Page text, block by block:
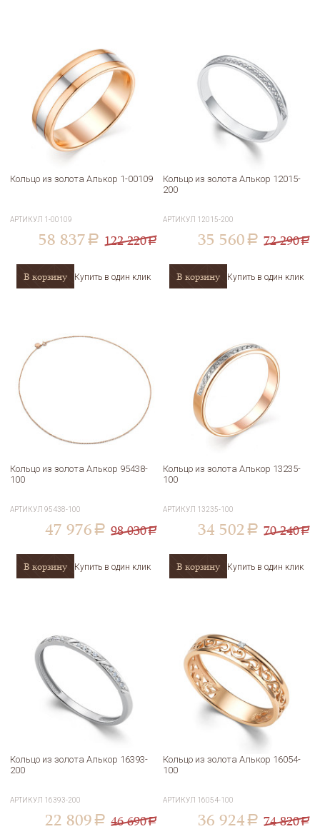
Кольцо из золота Алькор 1-00109
АРТИКУЛ 1-00109
58 837 a 122 220a
В корзину Купить в один клик
Кольцо из золота Алькор 12015-
200
АРТИКУЛ 12015-200
35 560 a 72 290a
В корзину Купить в один клик
Кольцо из золота Алькор 95438-
100
АРТИКУЛ95438-100
47 976 a 98 030a
В корзину Купить в один клик
Кольцо из золота Алькор 13235-
100
АРТИКУЛ 13235-100
34 502 a 70 240a
В корзину Купить в один клик
Кольцо из золота Алькор 16393-
200
АРТИКУЛ 16393-200
22 809 a 46 690a
Кольцо из золота Алькор 16054-
100
АРТИКУЛ 16054-100
36 924 a 74 820a